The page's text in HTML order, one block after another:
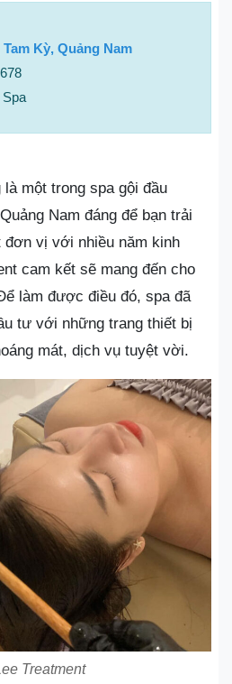
Kỳ, Quảng Nam
Spa
một trong spa gội đầu
Nam đáng để bạn trải
đơn vị với nhiều năm kinh
cam kết sẽ mang đến cho
làm được điều đó, spa đã
tư với những trang thiết bị
mát, dịch vụ tuyệt vời.
Treatment